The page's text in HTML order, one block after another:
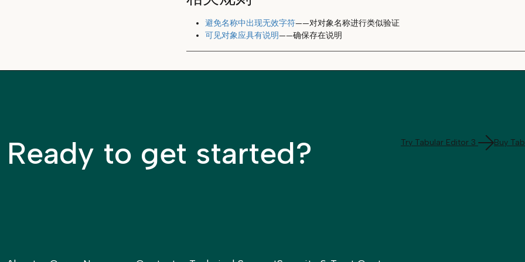
避免名称中出现无效字符——对对象名称进行类似验证
可见对象应具有说明——确保存在说明
Ready to get started? Try Tabular Editor 3 Buy